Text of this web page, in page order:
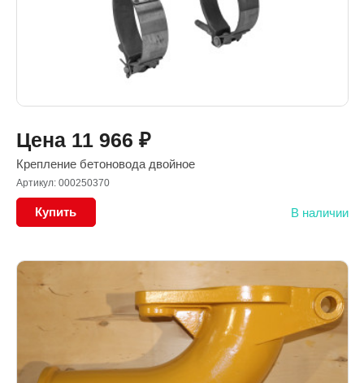
Цена 11 966 ₽
Крепление бетоновода двойное
Артикул: 000250370
Купить В наличии